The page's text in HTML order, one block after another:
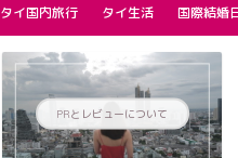
タイ国内旅行 タイ生活 国際結婚
PRとレビューについて